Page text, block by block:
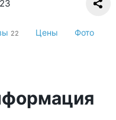
22 Цены
Фото